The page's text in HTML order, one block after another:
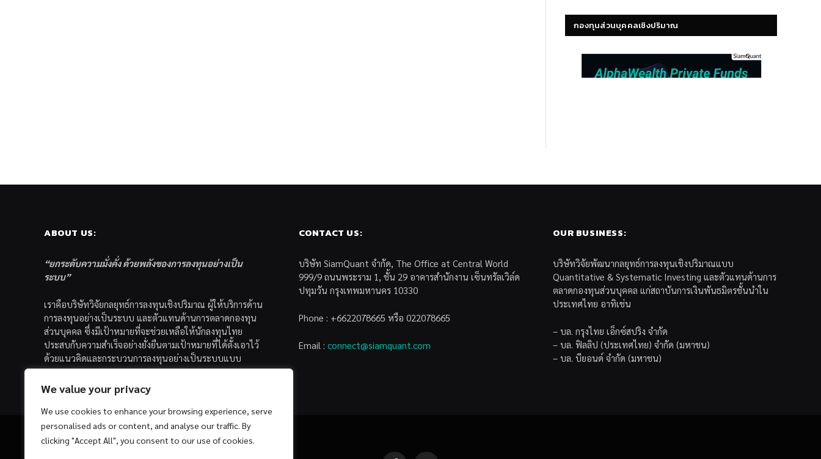
We value your privacy
We use cookies to enhance your browsing experience, serve
personalised ads or content, and analyse our traffic. By
clicking "Accept All", you consent to our use of cookies.
กองทุนส่วนบุคคลเชิงปริมาณ
ABOUT US:
“ยกระดับความมั่งคั่ง ด้วยพลังของการลงทุนอย่างเป็น
ระบบ”
เราคือบริษัทวิจัยกลยุทธ์การลงทุนเชิงปริมาณ ผู้ให้บริการด้าน
การลงทุนอย่างเป็นระบบ และตัวแทนด้านการตลาดกองทุน
ส่วนบุคคล ซึ่งมีเป้าหมายที่จะช่วยเหลือให้นักลงทุนไทย
ประสบกับความสำเร็จอย่างยั่งยืนตามเป้าหมายที่ได้ตั้งเอาไว้
ด้วยแนวคิดและกระบวนการลงทุนอย่างเป็นระบบแบบ
Quantitative & Systematic Investing
CONTACT US:
บริษัท SiamQuant จำกัด, The Office at Central World
999/9 ถนนพระราม 1, ชั้น 29 อาคารสำนักงาน เซ็นทรัลเวิล์ด
ปทุมวัน กรุงเทพมหานคร 10330
Phone : +6622078665 หรือ 022078665
Email : connect@siamquant.com
OUR BUSINESS:
บริษัทวิจัยพัฒนากลยุทธ์การลงทุนเชิงปริมาณแบบ
Quantitative & Systematic Investing และตัวแทนด้านการ
ตลาดกองทุนส่วนบุคคล แก่สถาบันการเงินพันธมิตรชั้นนำใน
ประเทศไทย อาทิเช่น
– บล. กรุงไทย เอ็กซ์สปริง จำกัด
– บล. ฟิลลิป (ประเทศไทย) จำกัด (มหาชน)
– บล. บียอนด์ จำกัด (มหาชน)